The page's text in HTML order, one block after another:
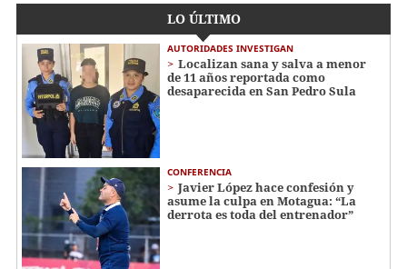
LO ÚLTIMO
AUTORIDADES INVESTIGAN
Localizan sana y salva a menor
de 11 años reportada como
desaparecida en San Pedro Sula
CONFERENCIA
Javier López hace confesión y
asume la culpa en Motagua: “La
derrota es toda del entrenador”